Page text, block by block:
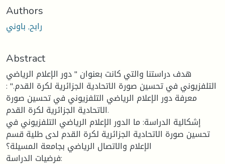
Authors
رابح, باوني
Abstract
هدف دراستنا والتي كانت بعنوان " دور الإعلام الرياضي
التلفزيوني في تحسين صورة الاتحادية الجزائرية لكرة القدم." :
معرفة دور الإعلام الرياضي التلفزيوني في تحسين صورة
الاتحادية الجزائرية لكرة القدم.
إشكالية الدراسة: ما الدور الإعلام الرياضي التلفزيوني في
تحسين صورة الاتحادية الجزائرية لكرة القدم لدى طلية قسم
الإعلام والاتصال الرياضي بجامعة المسيلة؟
فرضيات الدراسة: